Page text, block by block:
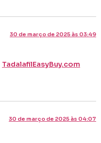
30 de março de 2025 às 03:49
TadalafilEasyBuy.com
30 de março de 2025 às 04:07